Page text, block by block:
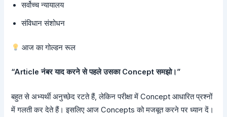
सर्वोच्च न्यायालय
संविधान संशोधन
आज का गोल्डन रूल
“Article नंबर याद करने से पहले उसका Concept समझो।”
बहुत से अभ्यर्थी अनुच्छेद रटते हैं, लेकिन परीक्षा में Concept आधारित प्रश्नों
में गलती कर देते हैं। इसलिए आज Concepts को मजबूत करने पर ध्यान दें।